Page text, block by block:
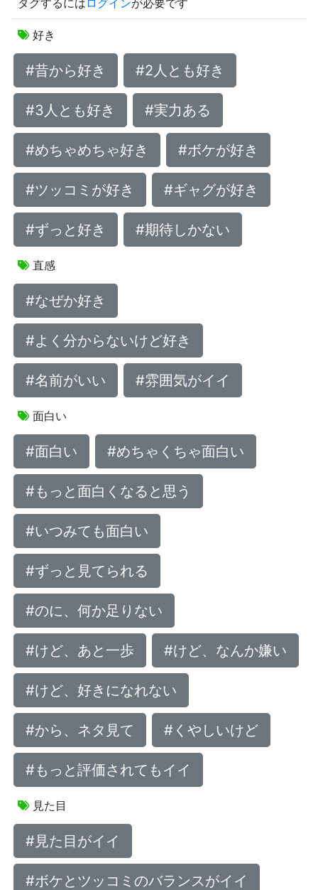
タグするには ログインが必要です
好き
#昔から好き #2人とも好き
#3人とも好き #実力ある
#めちゃめちゃ好き #ボケが好き
#ツッコミが好き #ギャグが好き
#ずっと好き #期待しかない
直感
#なぜか好き
#よく分からないけど好き
#名前がいい #雰囲気がイイ
面白い
#面白い #めちゃくちゃ面白い
#もっと面白くなると思う
#いつみても面白い
#ずっと見てられる
#のに、何か足りない
#けど、あと一歩 #けど、なんか嫌い
#けど、好きになれない
#から、ネタ見て #くやしいけど
#もっと評価されてもイイ
見た目
#見た目がイイ
#ボケとツッコミのバランスがイイ